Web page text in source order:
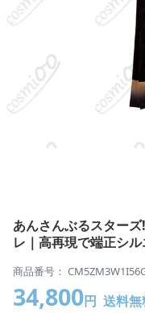
あんさんぶるスター
レ｜高再現で端正シ
商品番号：
34,800円 送料無